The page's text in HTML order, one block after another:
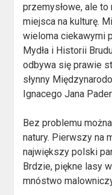
przemysłowe, ale
miejsca na kulturę.
wieloma ciekawymi
Mydła i Historii
odbywa się prawie
słynny
Ignacego Jana
Bez problemu
natury. Pierwszy na
największy polski
Brdzie, piękne lasy
mnóstwo